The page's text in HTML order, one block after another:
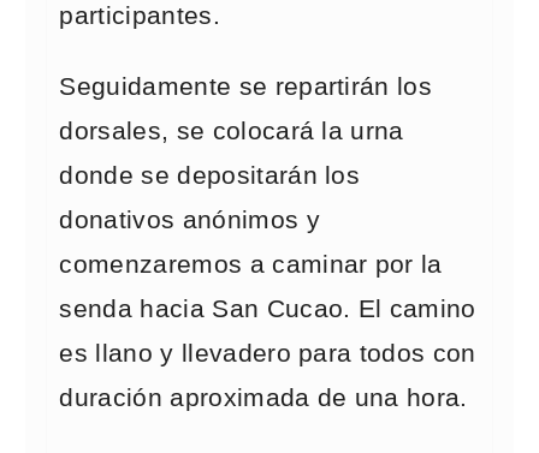
participantes.
Seguidamente se repartirán los
dorsales, se colocará la urna
donde se depositarán los
donativos anónimos y
comenzaremos a caminar por la
senda hacia San Cucao. El camino
es llano y llevadero para todos con
duración aproximada de una hora.